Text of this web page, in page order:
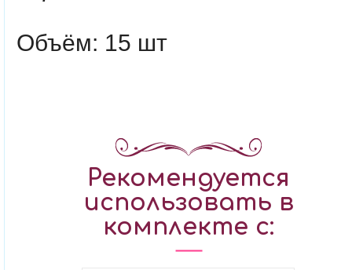
Объём: 15 шт
Рекомендуется
использовать в
комплекте с: